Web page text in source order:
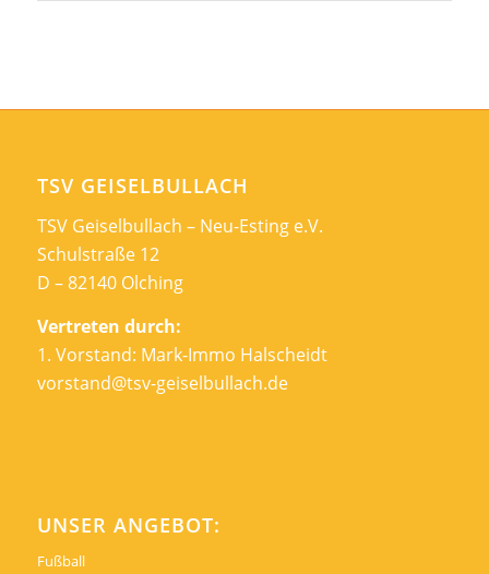
TSV GEISELBULLACH
TSV Geiselbullach – Neu-Esting e.V.
Schulstraße 12
D – 82140 Olching
Vertreten durch:
1. Vorstand: Mark-Immo Halscheidt
vorstand@tsv-geiselbullach.de
UNSER ANGEBOT:
Fußball